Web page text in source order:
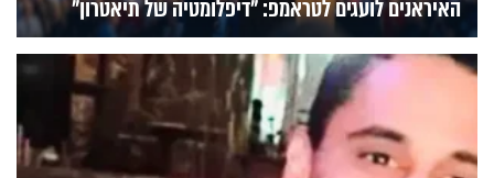
האיראנים לועגים לטראמפ: "דיפלומטיה של תיאטרון"